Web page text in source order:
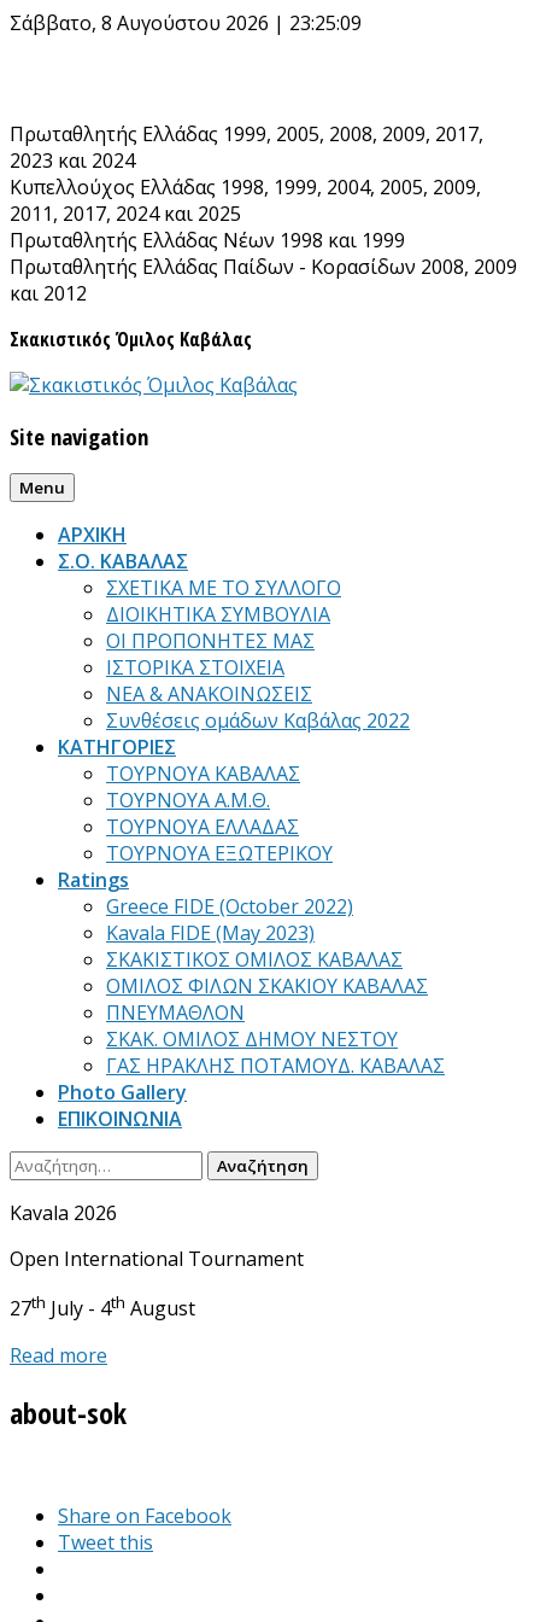
Skip
Σάββατο, 8 Αυγούστου 2026 | 23:25:10
Πρωταθλητής Ελλάδας 1999, 2005, 2008, 2009, 2017,
2023 και 2024
Κυπελλούχος Ελλάδας 1998, 1999, 2004, 2005, 2009,
2011, 2017, 2024 και 2025
Πρωταθλητής Ελλάδας Νέων 1998 και 1999
Πρωταθλητής Ελλάδας Παίδων - Κορασίδων 2008, 2009
και 2012
Σκακιστικός Όμιλος Καβάλας
Site navigation
Menu
ΑΡΧΙΚΗ
Σ.Ο. ΚΑΒΑΛΑΣ
ΣΧΕΤΙΚΑ ΜΕ ΤΟ ΣΥΛΛΟΓΟ
ΔΙΟΙΚΗΤΙΚΑ ΣΥΜΒΟΥΛΙΑ
ΟΙ ΠΡΟΠΟΝΗΤΕΣ ΜΑΣ
ΙΣΤΟΡΙΚΑ ΣΤΟΙΧΕΙΑ
ΝΕΑ & ΑΝΑΚΟΙΝΩΣΕΙΣ
Συνθέσεις ομάδων Καβάλας 2022
ΚΑΤΗΓΟΡΙΕΣ
ΤΟΥΡΝΟΥΑ ΚΑΒΑΛΑΣ
ΤΟΥΡΝΟΥΑ Α.Μ.Θ.
ΤΟΥΡΝΟΥΑ ΕΛΛΑΔΑΣ
ΤΟΥΡΝΟΥΑ ΕΞΩΤΕΡΙΚΟΥ
Ratings
Greece FIDE (October 2022)
Kavala FIDE (May 2023)
ΣΚΑΚΙΣΤΙΚΟΣ ΟΜΙΛΟΣ ΚΑΒΑΛΑΣ
ΟΜΙΛΟΣ ΦΙΛΩΝ ΣΚΑΚΙΟΥ ΚΑΒΑΛΑΣ
ΠΝΕΥΜΑΘΛΟΝ
ΣΚΑΚ. ΟΜΙΛΟΣ ΔΗΜΟΥ ΝΕΣΤΟΥ
ΓΑΣ ΗΡΑΚΛΗΣ ΠΟΤΑΜΟΥΔ. ΚΑΒΑΛΑΣ
Photo Gallery
ΕΠΙΚΟΙΝΩΝΙΑ
Αναζήτηση
Kavala 2026
Open International Tournament
27th July - 4th August
Read more
about-sok
Share on Facebook
Tweet this